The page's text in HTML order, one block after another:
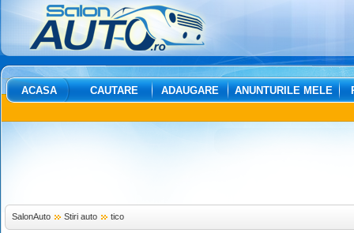
ACASA CAUTARE ADAUGARE ANUNTURILE MELE
SalonAuto Stiri auto tico